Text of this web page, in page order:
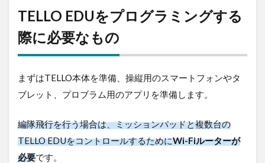
TELLO EDUをプログラミングする
際に必要なもの
まずはTELLO本体を準備、操縦用のスマートフォンやタ
ブレット、プロブラム用のアプリを準備します。
編隊飛行を行う場合は、ミッションパッドと複数台の
TELLO EDUをコントロールするためにWi-Fiルーターが
必要です。